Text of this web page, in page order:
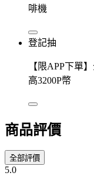
啡機
登記抽
【限APP下單
高3200P幣
商品評價
全部評價
5.0